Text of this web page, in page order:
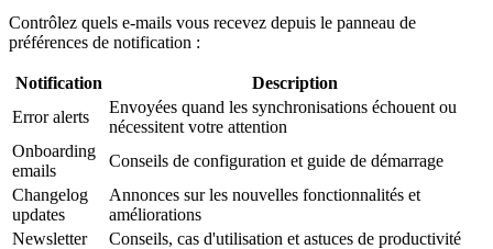
Contrôlez quels e-mails vous recevez depuis le panneau de
préférences de notification :
Notification
Description
Error alerts
Envoyées quand les synchronisations échouent ou
nécessitent votre attention
Onboarding
emails
Conseils de configuration et guide de démarrage
Changelog
updates
Annonces sur les nouvelles fonctionnalités et
améliorations
Newsletter
Conseils, cas d'utilisation et astuces de productivité